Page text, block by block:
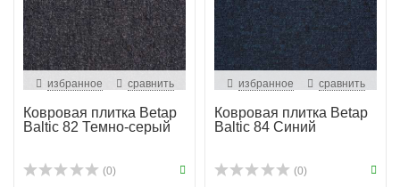
избранное сравнить
Ковровая плитка Betap
Baltic 82 Темно-серый
(0)
избранное сравнить
Ковровая плитка Betap
Baltic 84 Синий
(0)